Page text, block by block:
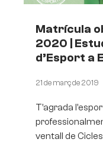
Matrícula
2020 |
d’Esport a
21 de març de 2019
T’agrada
ventall de